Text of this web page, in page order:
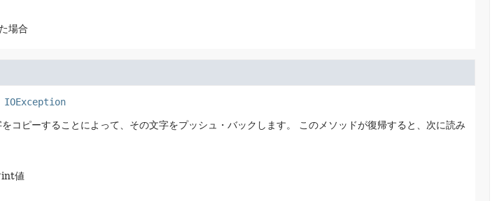
場合
IOException
コピーすることによって、その文字をプッシュ・バックします。
このメソッドが復帰すると、次に読み
int値